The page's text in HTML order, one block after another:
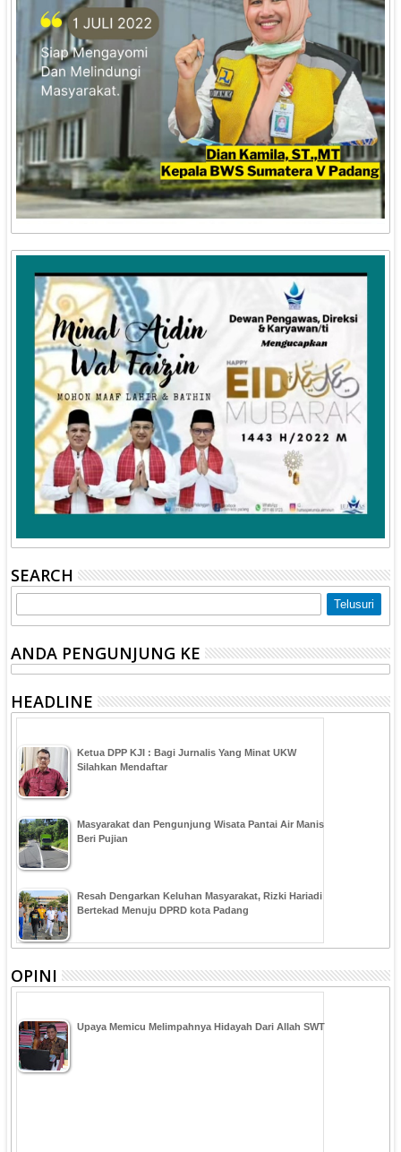
SEARCH
ANDA PENGUNJUNG KE
HEADLINE
Ketua DPP KJI : Bagi Jurnalis Yang Minat UKW
Silahkan Mendaftar
Masyarakat dan Pengunjung Wisata Pantai Air Manis
Beri Pujian
Resah Dengarkan Keluhan Masyarakat, Rizki Hariadi
Bertekad Menuju DPRD kota Padang
OPINI
Upaya Memicu Melimpahnya Hidayah Dari Allah SWT